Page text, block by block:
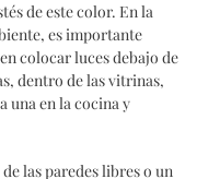
de este color. En la
es importante
colocar luces debajo de
dentro de las vitrinas,
una en la cocina y
las paredes libres o un